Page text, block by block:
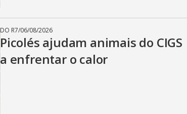
DO R7/06/08/2026
Picolés ajudam animais do CIGS
a enfrentar o calor